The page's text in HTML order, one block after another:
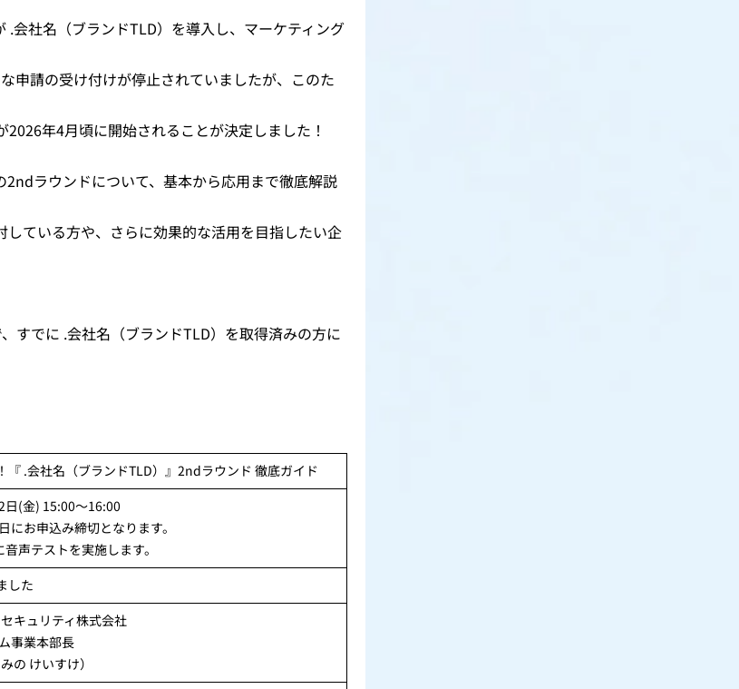
社名（ブランドTLD）を導入し、マーケティング
申請の受け付けが停止されていましたが、このた
年4月頃に開始されることが決定しました！
ラウンドについて、基本から応用まで徹底解説
ている方や、さらに効果的な活用を目指したい企
すでに .会社名（ブランドTLD）を取得済みの方に
『 .会社名（ブランドTLD）』2ndラウンド 徹底ガイド
(金) 15:00～16:00
お申込み締切となります。
声テストを実施します。
した
キュリティ株式会社
事業本部長
の けいすけ）